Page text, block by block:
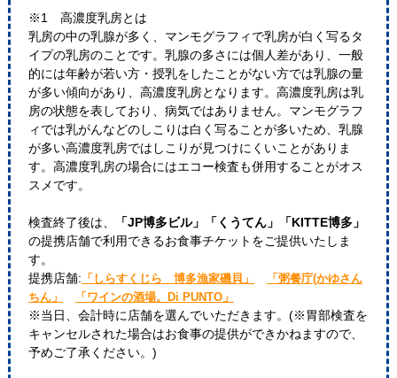
※1 高濃度乳房とは
乳房の中の乳腺が多く、マンモグラフィで乳房が白く写るタ
イプの乳房のことです。乳腺の多さには個人差があり、一般
的には年齢が若い方・授乳をしたことがない方では乳腺の量
が多い傾向があり、高濃度乳房となります。高濃度乳房は乳
房の状態を表しており、病気ではありません。マンモグラフ
ィでは乳がんなどのしこりは白く写ることが多いため、乳腺
が多い高濃度乳房ではしこりが見つけにくいことがありま
す。高濃度乳房の場合にはエコー検査も併用することがオス
スメです。
検査終了後は、
「JP博多ビル」「くうてん」「KITTE博多」
の提携店舗で利用できるお食事チケットをご提供いたしま
す。
提携店舗: 「しらすくじら 博多漁家磯貝」
「粥餐庁(かゆさん
ちん」
「ワインの酒場。Di PUNTO」
※当日、会計時に店舗を選んでいただきます。(※胃部検査を
キャンセルされた場合はお食事の提供ができかねますので、
予めご了承ください。)